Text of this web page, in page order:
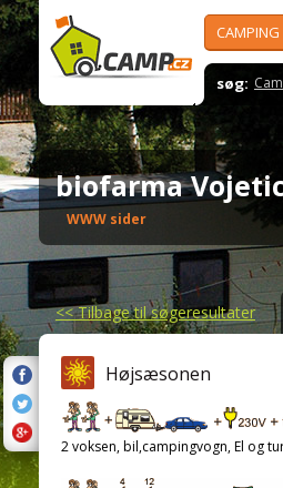
søg:
biofarma
WWW sider
<<Tilbage til søgeresultater
Højsæsonen
2 voksen, bil,campingvogn, El og